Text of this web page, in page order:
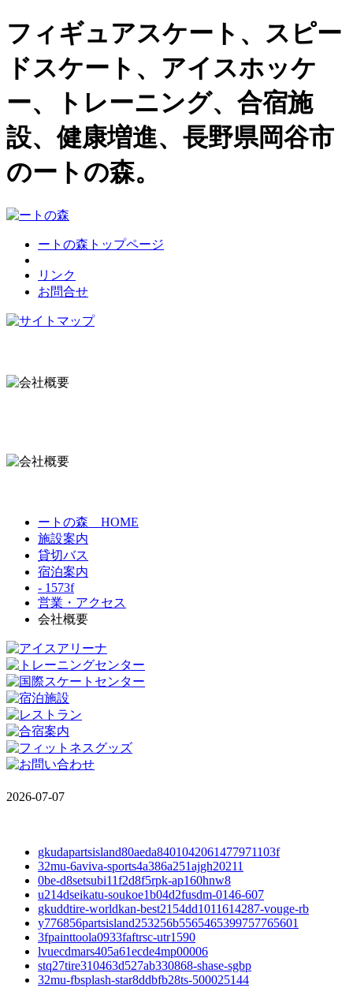
フィギュアスケート、スピー
ドスケート、アイスホッケ
ー、トレーニング、合宿施
設、健康増進、長野県岡谷市
のートの森。
ートの森トップページ
リンク
お問合せ
ートの森 HOME
施設案内
貸切バス
宿泊案内
- 1573f
営業・アクセス
会社概要
2026-07-07
gkudapartsisland80aeda8401042061477971103f
32mu-6aviva-sports4a386a251ajgh20211
0be-d8setsubi11f2d8f5rpk-ap160hnw8
u214dseikatu-soukoe1b04d2fusdm-0146-607
gkuddtire-worldkan-best2154dd1011614287-vouge-rb
y776856partsisland253256b5565465399757765601
3fpainttoola0933faftrsc-utr1590
lvuecdmars405a61ecde4mp00006
stq27tire310463d527ab330868-shase-sgbp
32mu-fbsplash-star8ddbfb28ts-500025144